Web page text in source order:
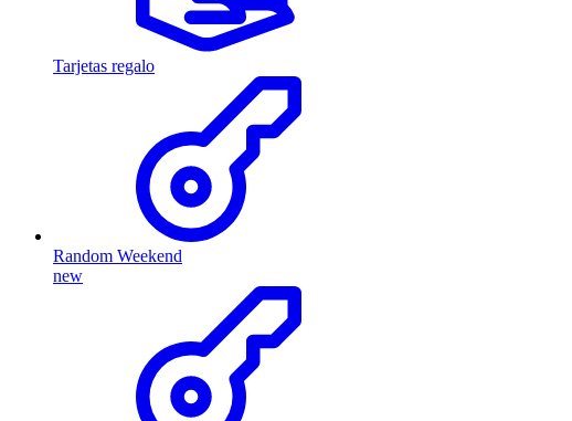
Tarjetas regalo
Random Weekend
new